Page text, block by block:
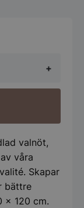
+
valnöt,
våra
Skapar
bättre
x 120 cm.